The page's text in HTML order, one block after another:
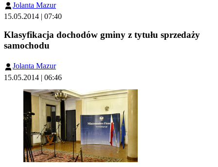
Jolanta Mazur
15.05.2014 | 07:40
Klasyfikacja dochodów gminy z tytułu sprzedaży
samochodu
Jolanta Mazur
15.05.2014 | 06:46